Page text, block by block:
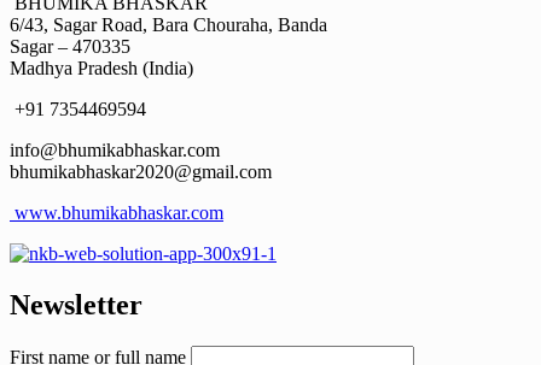
6/43, Sagar Road, Bara Chouraha, Banda
Sagar – 470335
Madhya Pradesh (India)
+91 7354469594
info@bhumikabhaskar.com
bhumikabhaskar2020@gmail.com
www.bhumikabhaskar.com
Newsletter
First name or full name